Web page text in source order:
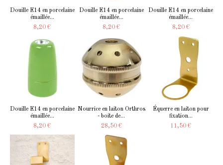
Douille E14 en porcelaine
émaillée...
8,20 €
Douille E14 en porcelaine
émaillée...
8,20 €
Douille E14 en porcelaine
émaillée...
8,20 €
Douille E14 en porcelaine
émaillée...
8,20 €
Nourrice en laiton Orthros
- boite de...
28,50 €
Équerre en laiton pour
fixation...
11,50 €